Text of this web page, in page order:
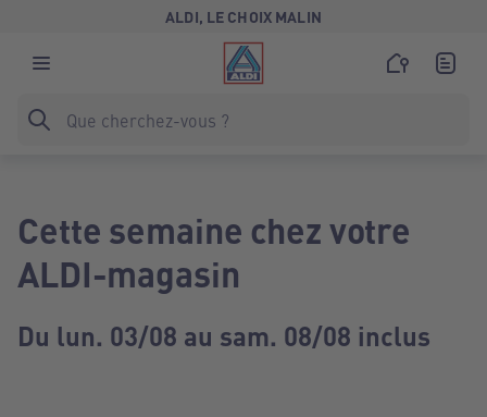
ALDI, LE CHOIX MALIN
Cette semaine chez votre
ALDI-magasin
Du lun. 03/08 au sam. 08/08 inclus